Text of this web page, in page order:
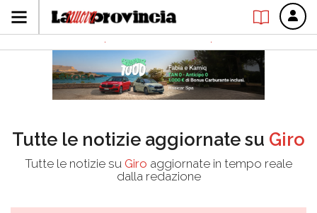
Tutte le notizie aggiornate su Giro
Tutte le notizie su Giro aggiornate in tempo reale
dalla redazione